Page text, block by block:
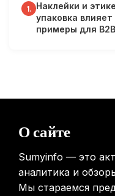
Гарвардские ученые
сосудов в мозге
31.01.2026
выявления рисков
1. Наклейки и
упаковка
примеры для B2B
О сайте
Sumyinfo — это
аналитика и
Мы стараемся